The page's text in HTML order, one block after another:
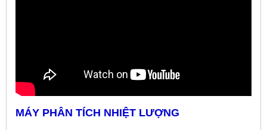
MÁY PHÂN TÍCH NHIỆT LƯỢNG